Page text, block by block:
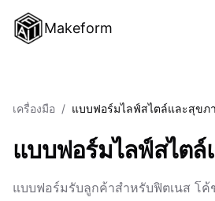
Makeform
เทมเพลต
บล็อก
เครื่องมือ / แบบฟอร์มไลฟ์สไตล์และสุขภ
แบบฟอร์มไลฟ์สไตล์
แบบฟอร์มรับลูกค้าสำหรับฟิตเนส โ